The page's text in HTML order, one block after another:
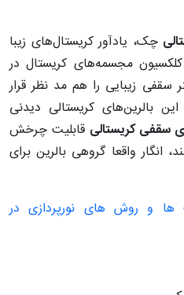
چک، یادآور کریستال‌های زیبا
مجسمه‌های کریستال در
سقفی زیبایی را هم مد نظر قرار
بالرین‌های کریستالی دیدنی‌
سقفی کریستالی قابلیت چرخش
انگار واقعا گروهی بالرین برای
ها و روش های نورپردازی در